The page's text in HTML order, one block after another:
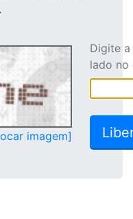
imagem]
Digite
lado no